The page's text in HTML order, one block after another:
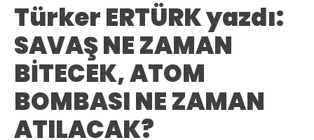
Türker ERTÜRK yazdı:
SAVAŞ NE ZAMAN
BİTECEK, ATOM
BOMBASI NE ZAMAN
ATILACAK?